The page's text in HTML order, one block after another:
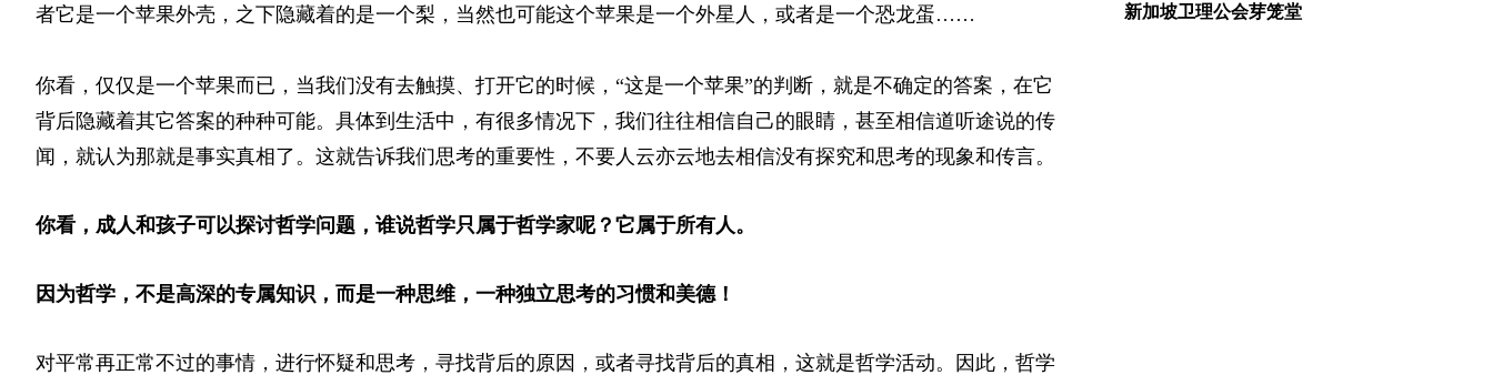
者它是一个苹果外壳，之下隐藏着的是一个梨，当然也可能这个苹果是一个外星人，或者是一个恐龙蛋……
你看，仅仅是一个苹果而已，当我们没有去触摸、打开它的时候，“这是一个苹果”的判断，就是不确定的答案，在它
背后隐藏着其它答案的种种可能。具体到生活中，有很多情况下，我们往往相信自己的眼睛，甚至相信道听途说的传
闻，就认为那就是事实真相了。这就告诉我们思考的重要性，不要人云亦云地去相信没有探究和思考的现象和传言。
你看，成人和孩子可以探讨哲学问题，谁说哲学只属于哲学家呢？它属于所有人。
因为哲学，不是高深的专属知识，而是一种思维，一种独立思考的习惯和美德！
对平常再正常不过的事情，进行怀疑和思考，寻找背后的原因，或者寻找背后的真相，这就是哲学活动。因此，哲学
新加坡卫理公会芽笼堂